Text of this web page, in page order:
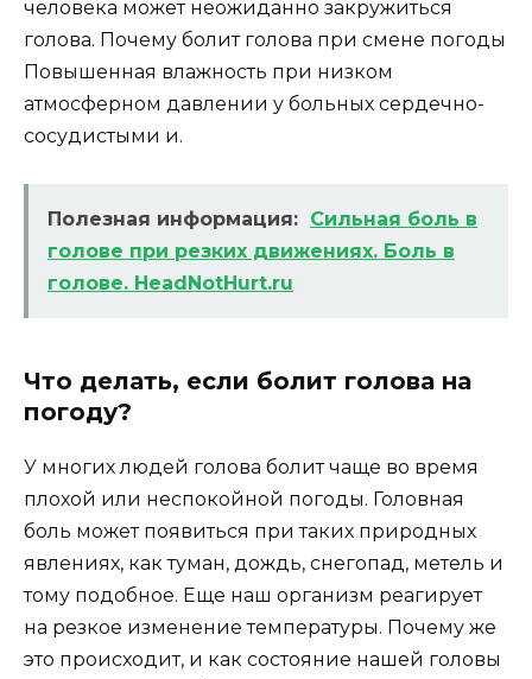
человека может неожиданно закружиться
голова. Почему болит голова при смене погоды
Повышенная влажность при низком
атмосферном давлении у больных сердечно-
сосудистыми и.
Полезная информация: Сильная боль в
голове при резких движениях. Боль в
голове. HeadNotHurt.ru
Что делать, если болит голова на
погоду?
У многих людей голова болит чаще во время
плохой или неспокойной погоды. Головная
боль может появиться при таких природных
явлениях, как туман, дождь, снегопад, метель и
тому подобное. Еще наш организм реагирует
на резкое изменение температуры. Почему же
это происходит, и как состояние нашей головы